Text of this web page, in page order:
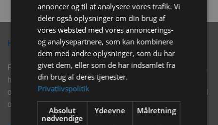
Hvorfor vælge Rabbitpet?
Rabbitpet sælger ikke kun kvalitetsprodukter såsom, foder,
hø, aktivering, strøelse mm. til vores kunder. Vi hjælper
også med rådgivning, så tøv ikke med at skrive eller ring til
os for hjælp..
annoncer og til at analysere vores trafik. Vi
deler også oplysninger om din brug af
vores websted med vores annoncerings-
og analysepartnere, som kan kombinere
dem med andre oplysninger, som du har
givet dem, eller som de har indsamlet fra
din brug af deres tjenester.
Privatlivspolitik
Absolut
nødvendige
Ydeevne Målretning